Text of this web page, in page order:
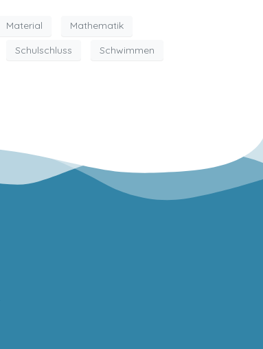
Material
Mathematik
Schulschluss
Schwimmen